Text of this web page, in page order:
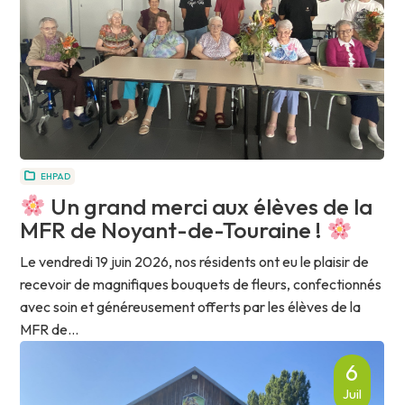
EHPAD
Un grand merci aux élèves de la
MFR de Noyant-de-Touraine !
Le vendredi 19 juin 2026, nos résidents ont eu le plaisir de
recevoir de magnifiques bouquets de fleurs, confectionnés
avec soin et généreusement offerts par les élèves de la
MFR de...
6
Juil